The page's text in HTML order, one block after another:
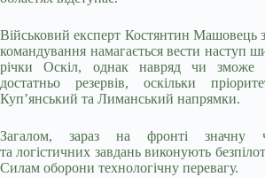
Військовий експерт Костянтин Машовець
командування намагається вести наступ
річки Оскіл, однак навряд чи зможе
достатньо резервів, оскільки
Куп’янський та Лиманський напрямки.
Загалом, зараз на фронті значну
та логістичних завдань виконують
Силам оборони технологічну перевагу.